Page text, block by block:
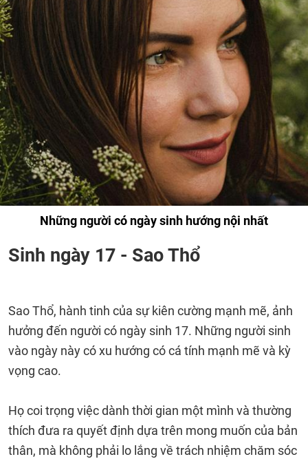
Những người có ngày sinh hướng nội nhất
Sinh ngày 17 - Sao Thổ
Sao Thổ, hành tinh của sự kiên cường mạnh mẽ, ảnh
hưởng đến người có ngày sinh 17. Những người sinh
vào ngày này có xu hướng có cá tính mạnh mẽ và kỳ
vọng cao.
Họ coi trọng việc dành thời gian một mình và thường
thích đưa ra quyết định dựa trên mong muốn của bản
thân, mà không phải lo lắng về trách nhiệm chăm sóc